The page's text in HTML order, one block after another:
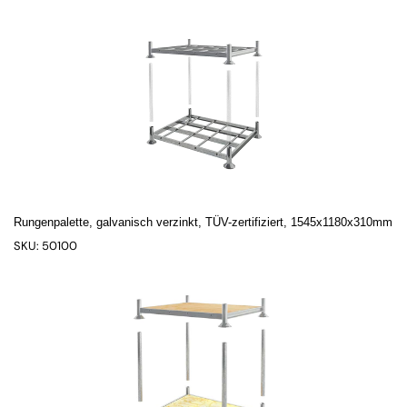
Rungenpalette, galvanisch verzinkt, TÜV-zertifiziert, 1545x1180x310mm
SKU: 50100